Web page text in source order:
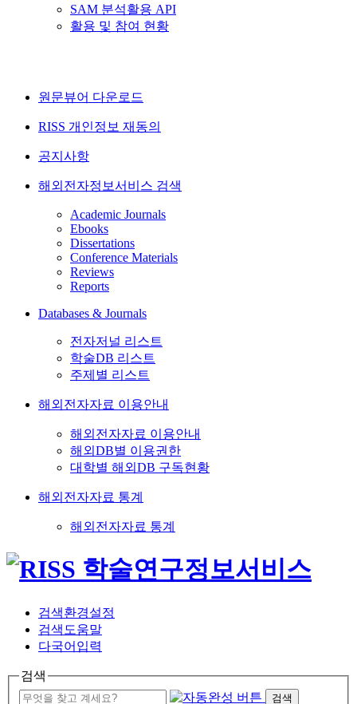
SAM 분석활용 API
활용 및 참여 현황
원문뷰어 다운로드
RISS 개인정보 재동의
공지사항
해외전자정보서비스 검색
Academic Journals
Ebooks
Dissertations
Conference Materials
Reviews
Reports
Databases & Journals
전자저널 리스트
학술DB 리스트
주제별 리스트
해외전자자료 이용안내
해외전자자료 이용안내
해외DB별 이용권한
대학별 해외DB 구독현황
해외전자자료 통계
해외전자자료 통계
검색환경설정
검색도움말
다국어입력
검색
검색